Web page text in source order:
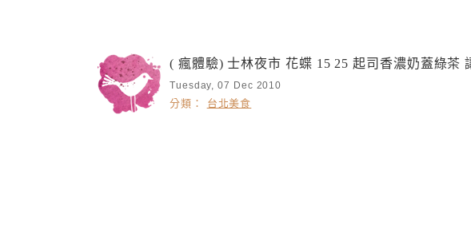
( 瘋體驗) 士林夜市 花蝶 15 25 起司香濃奶蓋綠茶
Tuesday, 07 Dec 2010
分類： 台北美食